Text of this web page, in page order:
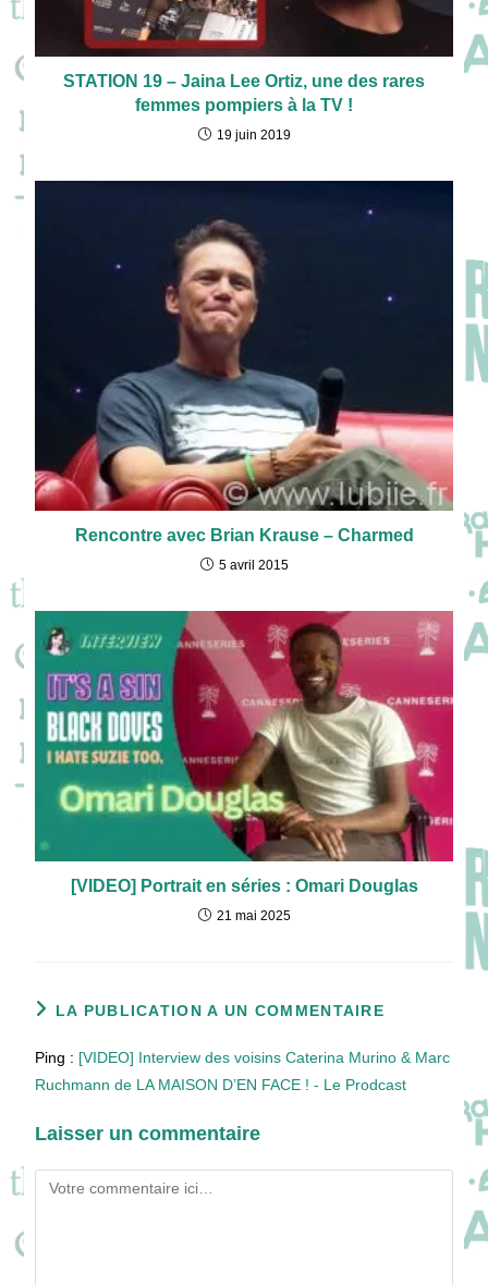
STATION 19 – Jaina Lee Ortiz, une des rares
femmes pompiers à la TV !
19 juin 2019
Rencontre avec Brian Krause – Charmed
5 avril 2015
[VIDEO] Portrait en séries : Omari Douglas
21 mai 2025
LA PUBLICATION A UN COMMENTAIRE
Ping : [VIDEO] Interview des voisins Caterina Murino & Marc
Ruchmann de LA MAISON D’EN FACE ! - Le Prodcast
Laisser un commentaire
Comment